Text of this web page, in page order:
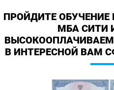
ПРОЙДИТЕ
МБА СИТИ
В ИНТЕРЕСНОЙ ВАМ